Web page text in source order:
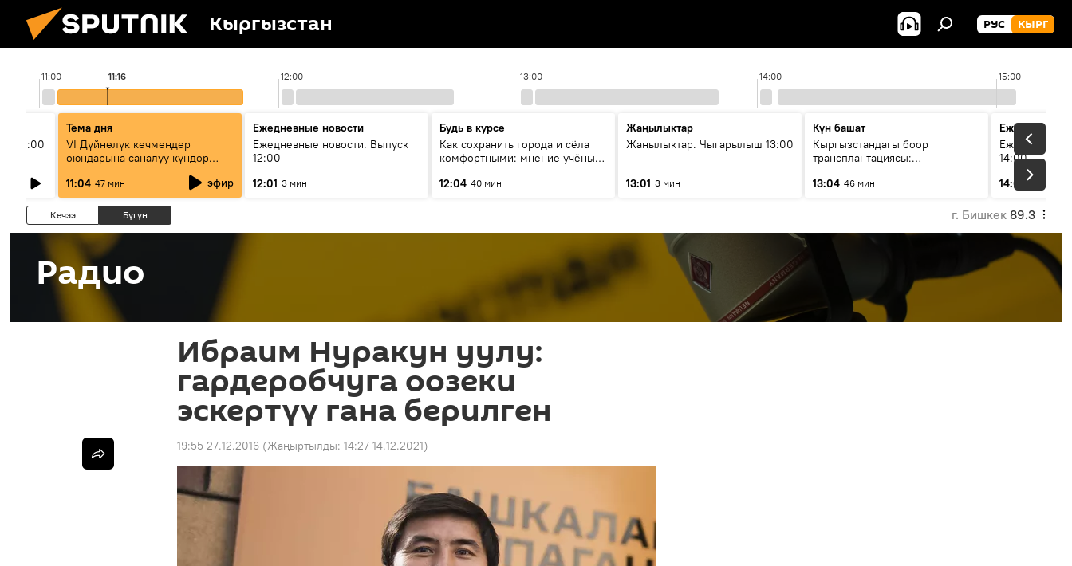
Кыргызстан РУС КЫРГ
11:00 12:00 13:00 14:00 15:00
11:16
11:00
Тема дня
VI Дүйнөлүк көчмөндөр
оюндарына саналуу күндөр
калды: даярдык иштери кайсы
этапка жетти?
11:04 47 мин эфир
Ежедневные новости
Ежедневные новости. Выпуск
12:00
12:01 3 мин
Будь в курсе
Как сохранить города и сёла
комфортными: мнение учёных
12:04 40 мин
Жаңылыктар
Жаңылыктар. Чыгарылыш 13:00
13:01 3 мин
Күн башат
Кыргызстандагы боор
трансплантациясы:
келечеги
13:04 46 мин
Ежедневные
Ежедневные
14:00
14:01
3 мин
Кечээ Бүгүн г. Бишкек 89.3
Радио
Ибраим Нуракун уулу:
гардеробчуга оозеки
эскертүү гана берилген
19:55 27.12.2016 (Жаңыртылды: 14:27 14.12.2021)